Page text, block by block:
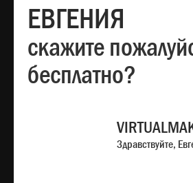
ЕВГЕНИЯ
скажите
бесплатно?
Здравствуйте,